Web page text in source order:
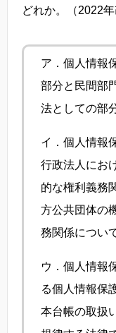
どれか。
（2022
ア．個人情報
部分と民間部
法としての部
イ．個人情報
行政法人にお
的な権利義務
方公共団体の
務関係につい
ウ．個人情報
る個人情報保
本台帳の取扱